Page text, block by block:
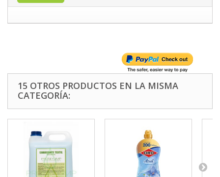
15 OTROS PRODUCTOS EN LA MISMA
CATEGORÍA: